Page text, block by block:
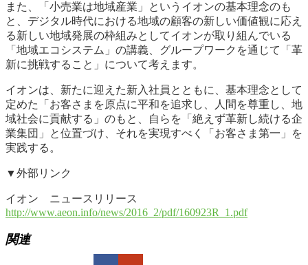
また、「小売業は地域産業」というイオンの基本理念のも
と、デジタル時代における地域の顧客の新しい価値観に応え
る新しい地域発展の枠組みとしてイオンが取り組んでいる
「地域エコシステム」の講義、グループワークを通じて「革
新に挑戦すること」について考えます。
イオンは、新たに迎えた新入社員とともに、基本理念として
定めた「お客さまを原点に平和を追求し、人間を尊重し、地
域社会に貢献する」のもと、自らを「絶えず革新し続ける企
業集団」と位置づけ、それを実現すべく「お客さま第一」を
実践する。
▼外部リンク
イオン ニュースリリース
http://www.aeon.info/news/2016_2/pdf/160923R_1.pdf
関連